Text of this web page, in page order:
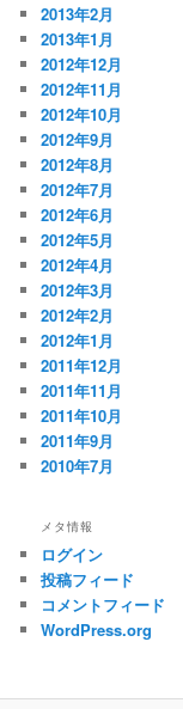
2013年2月
2013年1月
2012年12月
2012年11月
2012年10月
2012年9月
2012年8月
2012年7月
2012年6月
2012年5月
2012年4月
2012年3月
2012年2月
2012年1月
2011年12月
2011年11月
2011年10月
2011年9月
2010年7月
メタ情報
ログイン
投稿フィード
コメントフィード
WordPress.org